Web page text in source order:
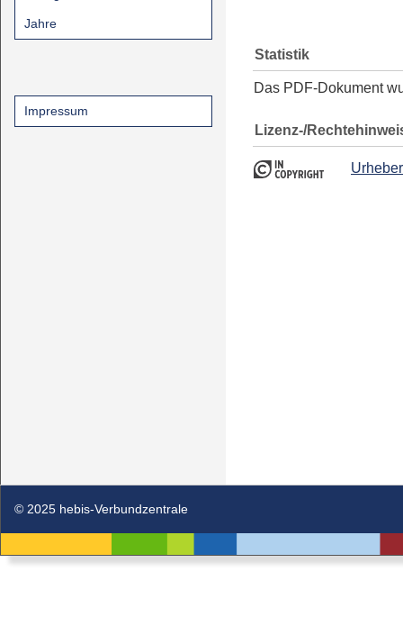
Jahre
Impressum
Statistik
Das PDF-Dokument
Lizenz-/
© 2025 hebis-Verbundzentrale